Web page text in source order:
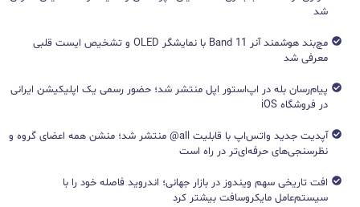
شد
مچ‌بند هوشمند آنر Band 11 با نمایشگر OLED و تشخیص ایست قلبی
معرفی شد
پیام‌رسان بله در اپ‌استور اپل منتشر شد؛ حضور رسمی یک اپلیکیشن ایرانی
در فروشگاه iOS
آپدیت جدید واتس‌اپ با قابلیت all@ منتشر شد؛ منشن همه اعضای گروه و
نظرسنجی‌های حرفه‌ای‌تر در راه است
افت تاریخی سهم ویندوز در بازار جهانی؛ اندروید فاصله خود را با
سیستم‌عامل مایکروسافت بیشتر کرد